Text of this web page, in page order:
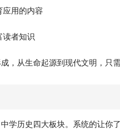
用的内容
读者知识
，从生命起源到现代文明，只
学历史四大板块。系统的让你